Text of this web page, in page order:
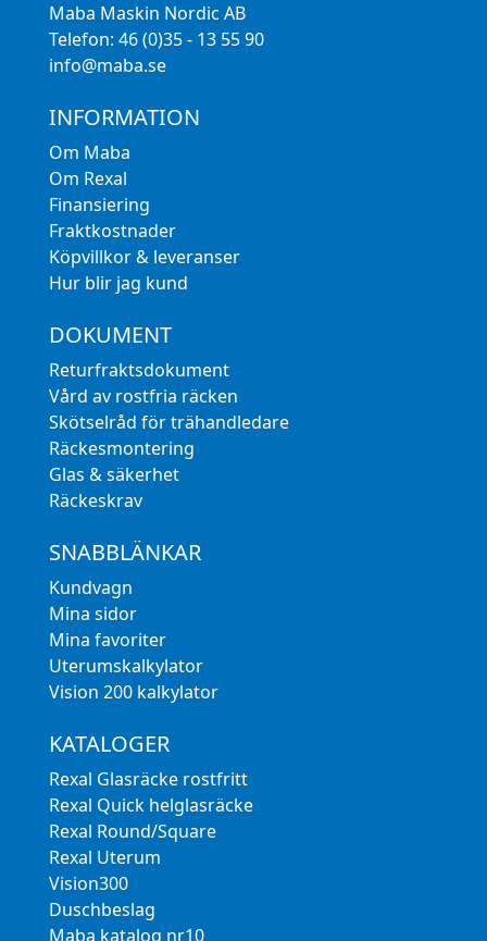
Maba Maskin Nordic AB
Telefon: 46 (0)35 - 13 55 90
info@maba.se
INFORMATION
Om Maba
Om Rexal
Finansiering
Fraktkostnader
Köpvillkor & leveranser
Hur blir jag kund
DOKUMENT
Returfraktsdokument
Vård av rostfria räcken
Skötselråd för trähandledare
Räckesmontering
Glas & säkerhet
Räckeskrav
SNABBLÄNKAR
Kundvagn
Mina sidor
Mina favoriter
Uterumskalkylator
Vision 200 kalkylator
KATALOGER
Rexal Glasräcke rostfritt
Rexal Quick helglasräcke
Rexal Round/Square
Rexal Uterum
Vision300
Duschbeslag
Maba katalog nr10